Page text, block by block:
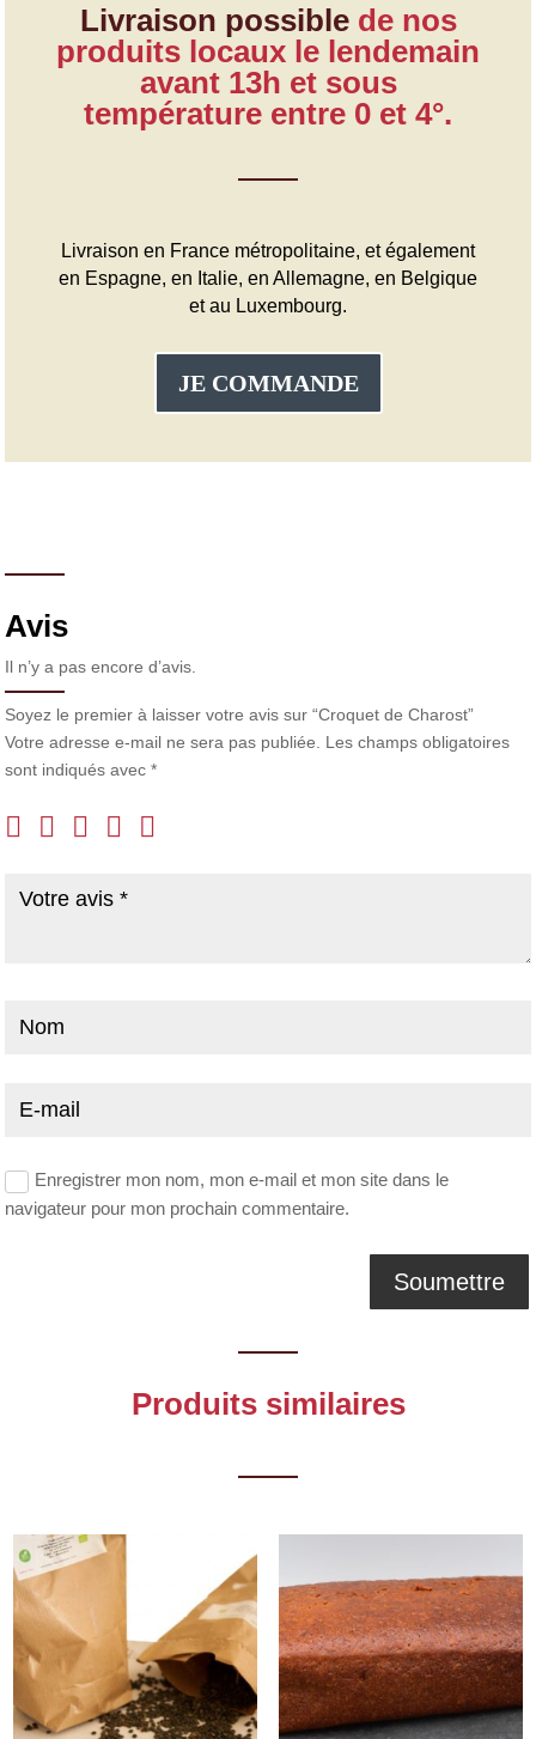
Livraison possible de nos
produits locaux le lendemain
avant 13h et sous
température entre 0 et 4°.
Livraison en France métropolitaine, et également
en Espagne, en Italie, en Allemagne, en Belgique
et au Luxembourg.
JE COMMANDE
Avis
Il n’y a pas encore d’avis.
Soyez le premier à laisser votre avis sur “Croquet de Charost”
Votre adresse e-mail ne sera pas publiée.
Les champs obligatoires
sont indiqués avec*
Enregistrer mon nom, mon e-mail et mon site dans le
navigateur pour mon prochain commentaire.
Produits similaires